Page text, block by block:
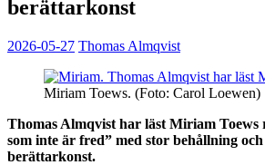
berättarkonst
2026-05-27 Thomas Almqvist
Miriam Toews. (Foto: Carol Loewen)
Thomas Almqvist har läst Miriam Toews
som inte är fred” med stor behållning
berättarkonst.